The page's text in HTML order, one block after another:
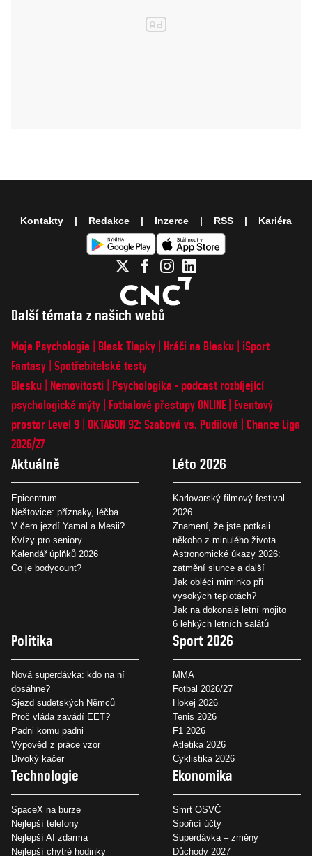
Další témata z našich webů
Moje Psychologie Blesk Tlapky Hráči na Blesku
iSport
Fantasy Spotřebitelské testy
Blesku
Nemovitosti
Psychologika - podcast rozbíjející
psychologické mýty
Fotbalové přestupy ONLINE
Eventový
prostor Level 9 OKTAGON 92: Szabová vs. Pudilová
Chance Liga
2026/27
Aktuálně
Epicentrum
Neštovice: příznaky, léčba
V čem jezdí Yamal a Mesii?
Kvízy pro seniory
Kalendář úplňků 2026
Co je bodycount?
Léto 2026
Karlovarský filmový festival
2026
Znamení, že jste potkali
někoho z minulého života
Astronomické úkazy 2026:
zatmění slunce a další
Jak obléci miminko při
vysokých teplotách?
Jak na dokonalé letní mojito
6 lehkých letních salátů
Politika
Nová superdávka: kdo na ní
dosáhne?
Sjezd sudetských Němců
Proč vláda zavádí EET?
Padni komu padni
Výpověď z práce vzor
Divoký kačer
Sport 2026
MMA
Fotbal 2026/27
Hokej 2026
Tenis 2026
F1 2026
Atletika 2026
Cyklistika 2026
Technologie
SpaceX na burze
Nejlepší telefony
Nejlepší AI zdarma
Nejlepší chytré hodinky
Ekonomika
Smrt OSVČ
Spořicí účty
Superdávka – změny
Důchody 2027
Kontakty Redakce Inzerce RSS Kariéra